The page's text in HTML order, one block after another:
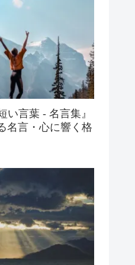
い言葉 - 名言集』
名言・心に響く格